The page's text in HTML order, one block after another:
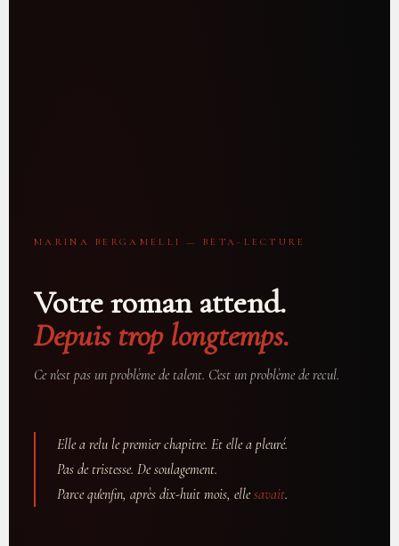
MARINA BERGAMELLI — BÊTA-LECTURE
Votre roman attend.
Depuis trop longtemps.
Ce n'est pas un problème de talent. C'est un problème de recul.
Elle a relu le premier chapitre. Et elle a pleuré.
Pas de tristesse. De soulagement.
Parce qu'enfin, après dix-huit mois, ellesavait.